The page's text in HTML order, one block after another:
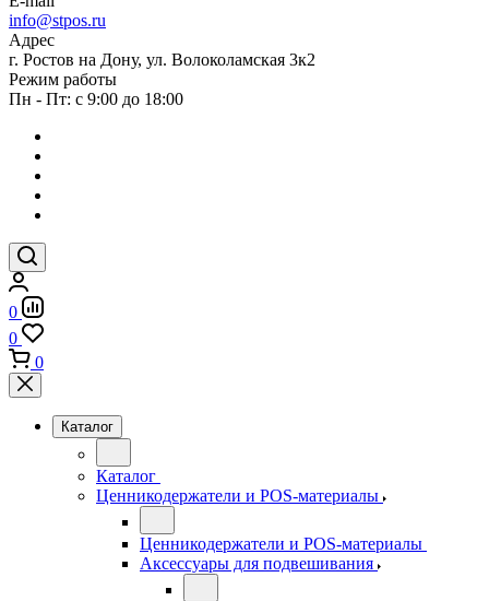
info@stpos.ru
Адрес
г. Ростов на Дону, ул. Волоколамская 3к2
Режим работы
Пн - Пт: с 9:00 до 18:00
0
0
0
Каталог
Каталог
Ценникодержатели и POS-материалы
Ценникодержатели и POS-материалы
Аксессуары для подвешивания